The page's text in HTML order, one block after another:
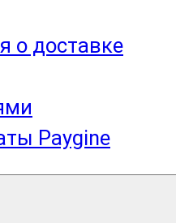
о доставке
Paygine